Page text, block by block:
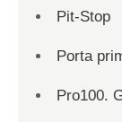
Pit-Stop
Porta
Pro100.